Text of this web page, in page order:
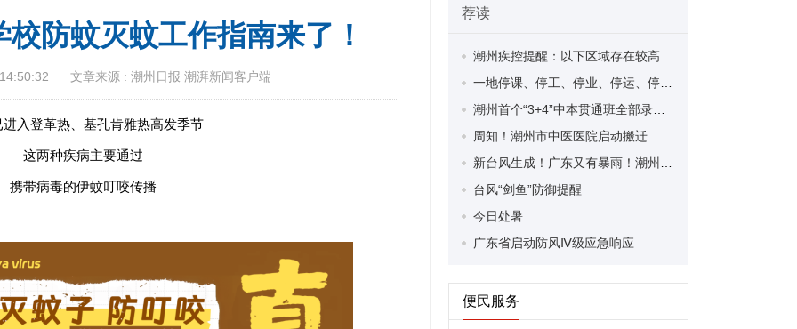
防蚊灭蚊工作指南来了！
文章来源 : 潮州日报 潮湃新闻客户端
进入登革热、基孔肯雅热高发季节
这两种疾病主要通过
携带病毒的伊蚊叮咬传播
荐读
周知！潮州市中医医院启动搬迁
台风“剑鱼”防御提醒
今日处暑
广东省启动防风Ⅳ级应急响应
便民服务